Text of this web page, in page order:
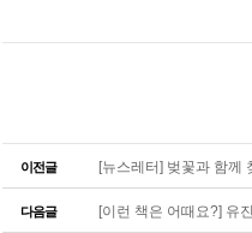
이전글 [뉴스레터] 벚꽃과 함께
다음글 [이런 책은 어때요?] 유